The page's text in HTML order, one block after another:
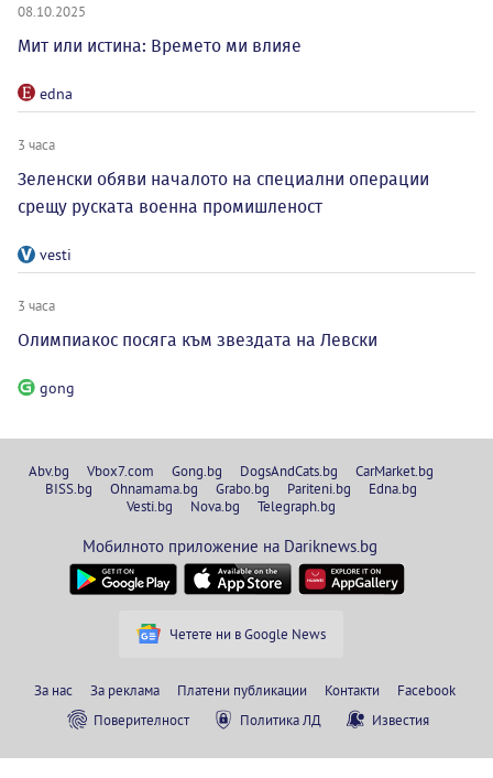
08.10.2025
Мит или истина: Времето ми влияе
edna
3 часа
Зеленски обяви началото на специални операции
срещу руската военна промишленост
vesti
3 часа
Олимпиакос посяга към звездата на Левски
gong
Abv.bg Vbox7.com Gong.bg DogsAndCats.bg
CarMarket.bg
BISS.bg
Ohnamama.bg Grabo.bg Pariteni.bg
Edna.bg
Vesti.bg
Nova.bg Telegraph.bg
Мобилното приложение на Dariknews.bg
Четете ни в Google News
За нас За реклама Платени публикации Контакти
Facebook
Поверителност
Политика ЛД Известия